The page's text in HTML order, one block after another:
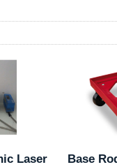
Laser
Base